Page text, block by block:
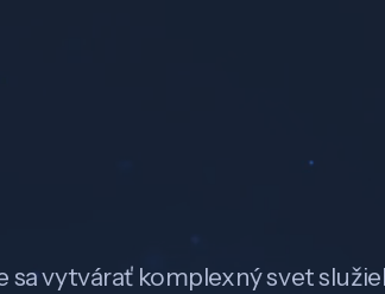
sa vytvárať komplexný svet